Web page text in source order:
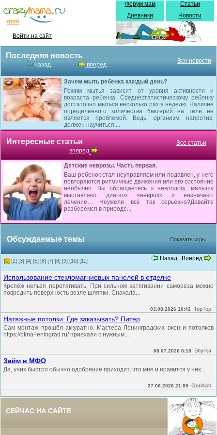
Войти на сайт
Форум мам
Дневники
Статьи
Новости
Последняя новость
назад вперед
Все новости
Зачем мыть ребенка каждый день?
Режим мытья зависит от уровня активности и
возраста ребенка. Среднестатистическому ребенку
достаточно мыться несколько раз в неделю. Наличие
определенного количества бактерий на теле не
является проблемой. Ведь, организм, напротив,
должен научиться,...
Интересные статьи
вперед
Все статьи
Детские неврозы. Часть первая.
Ваш ребенок стал неуправляем или подавлен, у него
повторяются ритмичные движения или его состояние
необычно. Вы обращаетесь к неврологу, малышу
выставляют диагноз «невроз» и назначают
лечение… Неужели всё так серьёзно?Давайте
разберёмся в природе...
Обсуждаемые темы Показать игры
Назад Вперед
[1] [2] [3] [4] [5] [6] [7] [8] [9] [10] [11]
Использование стекломагниевых панелей в отделке
Крепёж нельзя перетягивать. При сильном затягивании самореза можно
повредить поверхность возле шляпки. Сначала...
03.08.2026 10:42 TopTop
Натяжные потолки. Где заказывать? Питер
Сам монтаж прошёл аккуратно. Мастера Ленинградских окон и потолков
https://okna-leningrad.ru/ приехали с нужным...
08.07.2026 8:18 Shyrka
Займ в МФО
Да, уних быстро обычно одобрение приходит, что мне и нравится у них...
27.06.2026 21:05 Gorinich
СЕЙЧАС НА САЙТЕ